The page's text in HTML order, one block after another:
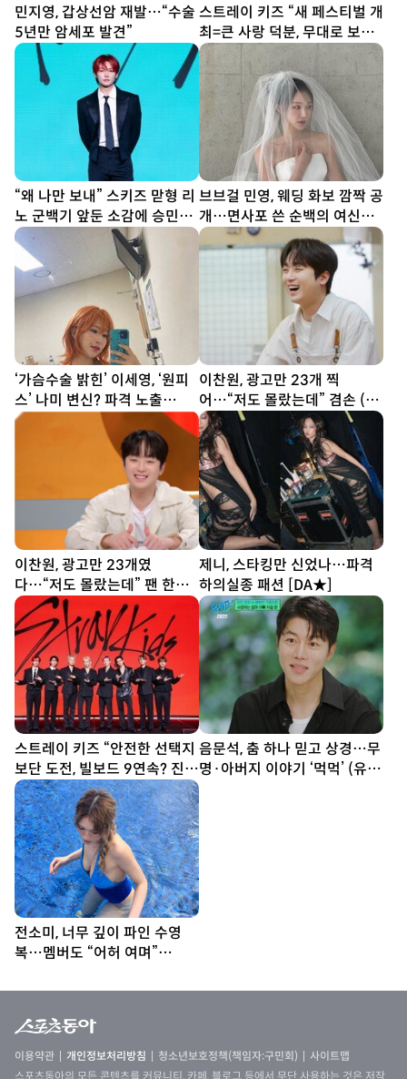
민지영, 갑상선암 재발…“수술
5년만 암세포 발견”
스트레이 키즈 “새 페스티벌 개
최=큰 사랑 덕분, 무대로 보답
할 것”
“왜 나만 보내” 스키즈 맏형 리
노 군백기 앞둔 소감에 승민
“잘 가”
브브걸 민영, 웨딩 화보 깜짝 공
개…면사포 쓴 순백의 여신
[DA★]
‘가슴수술 밝힌’ 이세영, ‘원피
스’ 나미 변신? 파격 노출
[DA★]
이찬원, 광고만 23개 찍
어…“저도 몰랐는데” 겸손 (편
스토랑)
이찬원, 광고만 23개였
다…“저도 몰랐는데” 팬 한마
디에 깜짝
제니, 스타킹만 신었나…파격
하의실종 패션 [DA★]
스트레이 키즈 “안전한 선택지
보단 도전, 빌보드 9연속? 진심
다할 뿐”
음문석, 춤 하나 믿고 상경…무
명·아버지 이야기 ‘먹먹’ (유퀴
전소미, 너무 깊이 파인 수영
복…멤버도 “어허 여며”
이용약관 개인정보처리방침 청소년보호정책(책임자:구민회)
사이트맵
스포츠동아의 모든 콘텐츠를 커뮤니티, 카페, 블로그 등에서 무단 사용하는 것은 저작